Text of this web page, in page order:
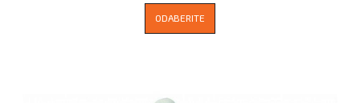
ODABERITE